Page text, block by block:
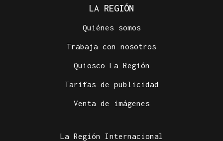
LA REGIÓN
Quiénes somos
Trabaja con nosotros
Quiosco La Región
Tarifas de publicidad
Venta de imágenes
La Región Internacional